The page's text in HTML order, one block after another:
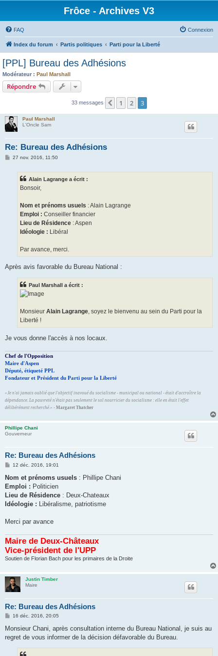
Frôce - Archives V3
FAQ Connexion
Index du forum Partis politiques Parti pour la Liberté
[PPL] Bureau des Adhésions
Modérateur : Paul Marshall
Répondre
33 messages Précédente
1 2 3
Paul Marshall
L'Oncle Sam
Re: Bureau des Adhésions
M27 nov. 2016, 11:50
Alain Lagrange a écrit :
Bonsoir,
Nom et prénoms usuels : Alain Lagrange
Emploi : Conseiller financier
Lieu de Résidence : Aspen
Idéologie : Libéral
Par avance, merci.
Après avis favorable du Bureau National :
Paul Marshall a écrit :
Monsieur Alain Lagrange, soyez le bienvenu au sein du Parti pour la
Liberté !
Je vous donne l'accès à nos locaux.
Chef de l'Opposition
Maire d'Aspen
Député, étiqueté PPL
Fondateur et Président du Parti pour la Liberté
«Je n'ai jamais oublié que l'objectif inavoué du socialisme - municipal ou national - était d'accroître la
dépendance. La pauvreté n'était pas seulement le sol nourricier du socialisme : elle en était l'effet
délibérément recherché.» - Margaret Thatcher
Phillipe Chani
Gouverneur
Re: Bureau des Adhésions
M
s
a
g
12 déc. 2016, 19:01
Nom et prénoms usuels : Phillipe Chani
Emploi : Politicien
Lieu de Résidence : Deux-Chateaux
Idéologie : Libéralisme, patriotisme
Merci par avance
Maire de Deux-Châteaux
Vice-président de l'UPP
Soutien de Florian Bach pour les primaires de la Droite
Justin Timber
Maire
Re: Bureau des Adhésions
M
s
a
16 déc. 2016, 20:05
Monsieur Chani, après consultation interne du Bureau National, je suis au
regret de vous informer de la décision défavorable du Bureau.